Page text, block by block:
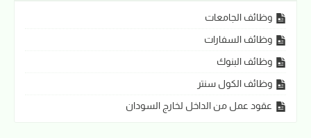
وظائف الجامعات
وظائف السفارات
وظائف البنوك
وظائف الكول سنتر
عقود عمل من الداخل لخارج السودان